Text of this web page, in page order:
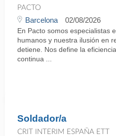
PACTO
Barcelona 02/08/2026
En Pacto somos especialistas
humanos y nuestra ilusión en
detiene. Nos define la
continua ...
Soldador/a
CRIT INTERIM ESPAÑA ETT